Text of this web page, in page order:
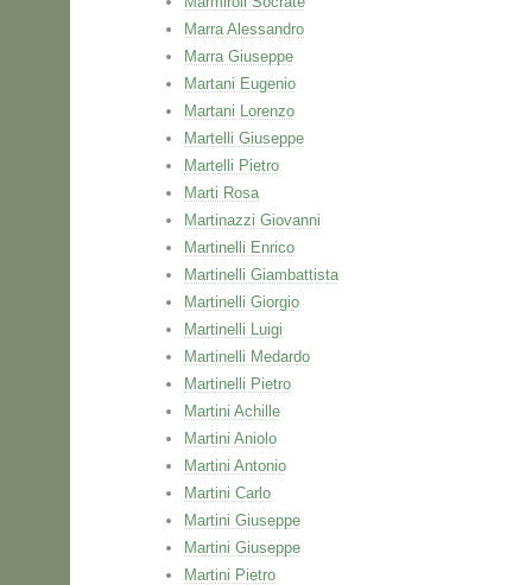
Marra Alessandro
Marra Giuseppe
Martani Eugenio
Martani Lorenzo
Martelli Giuseppe
Martelli Pietro
Marti Rosa
Martinazzi Giovanni
Martinelli Enrico
Martinelli Giambattista
Martinelli Giorgio
Martinelli Luigi
Martinelli Medardo
Martinelli Pietro
Martini Achille
Martini Aniolo
Martini Antonio
Martini Carlo
Martini Giuseppe
Martini Giuseppe
Martini Pietro